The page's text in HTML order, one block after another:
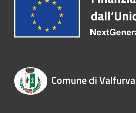
Comune di Valfurva